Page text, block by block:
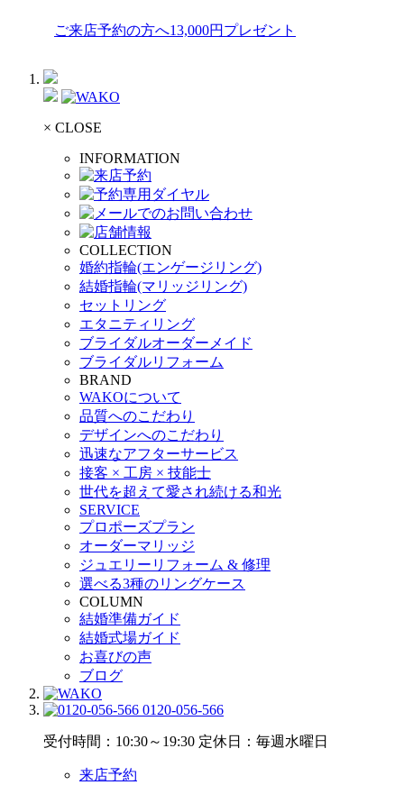
ご来店予約の方へ13,000円プレゼント
× CLOSE
INFORMATION
COLLECTION
婚約指輪(エンゲージリング)
結婚指輪(マリッジリング)
セットリング
エタニティリング
ブライダルオーダーメイド
ブライダルリフォーム
BRAND
WAKOについて
品質へのこだわり
デザインへのこだわり
迅速なアフターサービス
接客 × 工房 × 技能士
世代を超えて愛され続ける和光
SERVICE
プロポーズプラン
オーダーマリッジ
ジュエリーリフォーム & 修理
選べる3種のリングケース
COLUMN
結婚準備ガイド
結婚式場ガイド
お喜びの声
ブログ
0120-056-566
受付時間：10:30～19:30 定休日：毎週水曜日
来店予約